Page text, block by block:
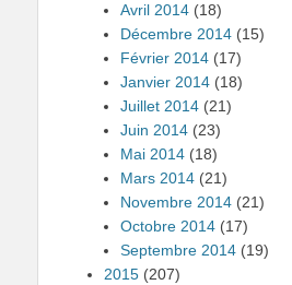
Avril 2014 (18)
Décembre 2014 (15)
Février 2014 (17)
Janvier 2014 (18)
Juillet 2014 (21)
Juin 2014 (23)
Mai 2014 (18)
Mars 2014 (21)
Novembre 2014 (21)
Octobre 2014 (17)
Septembre 2014 (19)
2015 (207)